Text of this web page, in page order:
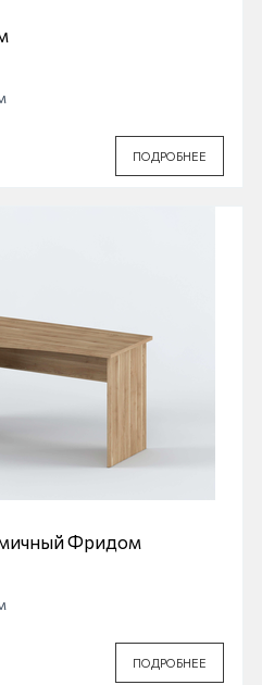
ПОДРОБНЕЕ
Фридом
ПОДРОБНЕЕ